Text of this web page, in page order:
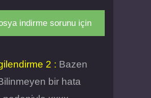
indirme sorunu için
2 : Bazen
bir hata